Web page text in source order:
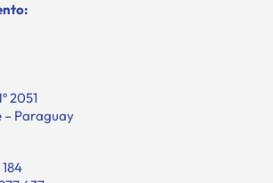
2051
– Paraguay